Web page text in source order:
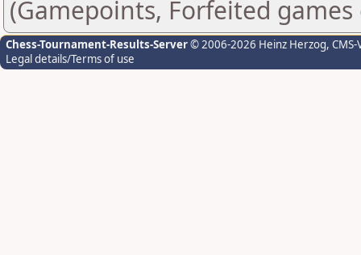
(Gamepoints, Forfeited
Chess-Tournament-Results-Server© 2006-2026 Heinz Herzog,
Legal details/Terms of use